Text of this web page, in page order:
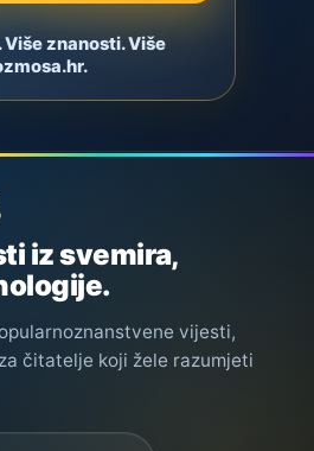
Više znanosti. Više
iz svemira,
vijesti,
čitatelje koji žele razumjeti